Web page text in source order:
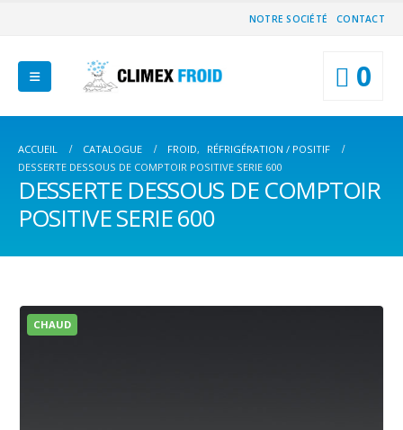
NOTRE SOCIÉTÉ CONTACT
0
ACCUEIL CATALOGUE FROID,
RÉFRIGÉRATION / POSITIF
DESSERTE DESSOUS DE COMPTOIR POSITIVE SERIE 600
DESSERTE DESSOUS DE COMPTOIR
POSITIVE SERIE 600
CHAUD